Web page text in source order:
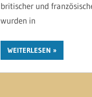
britischer und
wurden in
WEITERLESEN